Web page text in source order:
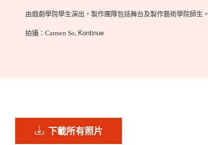
由戲劇學院學生演出，製作團隊包括舞台及製作藝術學院師生。
拍攝：Carmen So, Kontinue
下載所有照片